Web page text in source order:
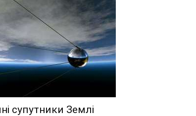
супутники Землі